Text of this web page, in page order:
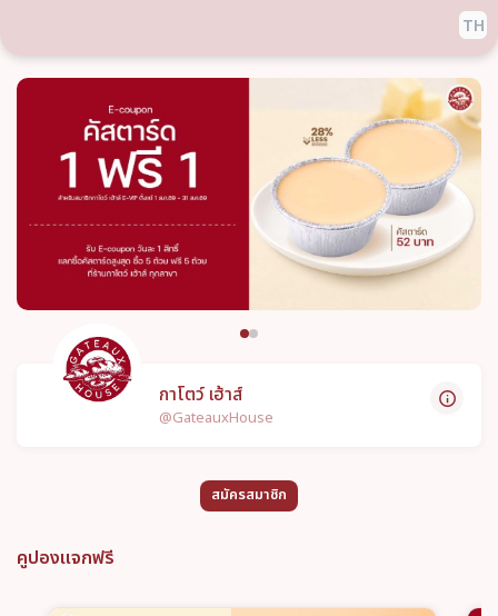
TH
กาโตว์ เฮ้าส์
@GateauxHouse
สมัครสมาชิก
คูปองแจกฟรี